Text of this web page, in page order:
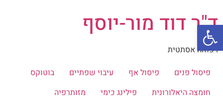
פתח סרגל נגישות
ד"ר דוד מור-יוסף
רפואה אסתטית
פיסול פנים
פיסול אף עיבוי שפתיים
בוטוקס
חומצה היאלורונית
פילינג כימי
מזותרפיה